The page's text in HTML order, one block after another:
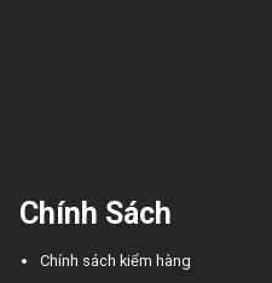
Chính Sách
Chính sách kiểm hàng